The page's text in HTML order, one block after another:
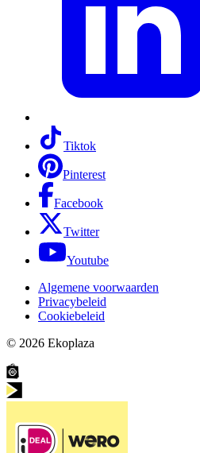
Tiktok
Pinterest
Facebook
Twitter
Youtube
Algemene voorwaarden
Privacybeleid
Cookiebeleid
© 2026 Ekoplaza